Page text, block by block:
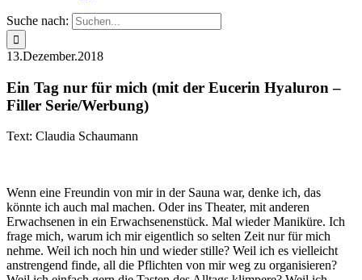
Suche nach:
13.Dezember.2018
Ein Tag nur für mich (mit der Eucerin Hyaluron –
Filler Serie/Werbung)
Text: Claudia Schaumann
Wenn eine Freundin von mir in der Sauna war, denke ich, das
könnte ich auch mal machen. Oder ins Theater, mit anderen
Erwachsenen in ein Erwachsenenstück. Mal wieder Maniküre. Ich
frage mich, warum ich mir eigentlich so selten Zeit nur für mich
nehme. Weil ich noch hin und wieder stille? Weil ich es vielleicht
anstrengend finde, all die Pflichten von mir weg zu organisieren?